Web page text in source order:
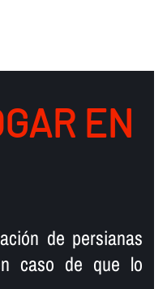
EN
de persianas
caso de que lo